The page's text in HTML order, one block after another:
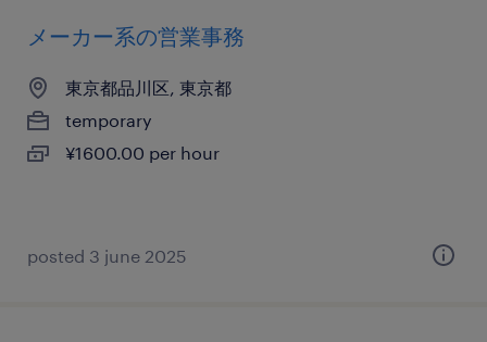
メーカー系の営業事務
東京都品川区, 東京都
temporary
¥1600.00 per hour
posted 3 june 2025